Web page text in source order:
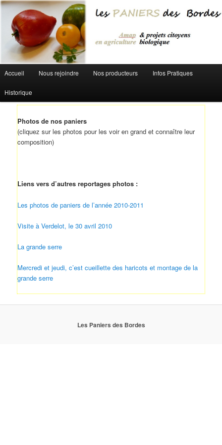
Aller au contenu principal
Accueil Nous rejoindre Nos producteurs Infos Pratiques
Historique
Photos de nos paniers
(cliquez sur les photos pour les voir en grand et connaître leur
composition)
Liens vers d’autres reportages photos :
Les photos de paniers de l’année 2010-2011
Visite à Verdelot, le 30 avril 2010
La grande serre
Mercredi et jeudi, c’est cueillette des haricots et montage de la
grande serre
Les Paniers des Bordes